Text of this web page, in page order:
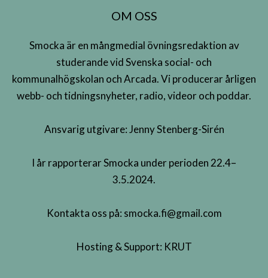
OM OSS
Smocka är en mångmedial övningsredaktion av
studerande vid Svenska social- och
kommunalhögskolan och Arcada. Vi producerar årligen
webb- och tidningsnyheter, radio, videor och poddar.
Ansvarig utgivare: Jenny Stenberg-Sirén
I år rapporterar Smocka under perioden 22.4–
3.5.2024.
Kontakta oss på: smocka.fi@gmail.com
Hosting & Support: KRUT